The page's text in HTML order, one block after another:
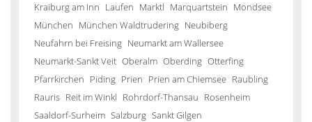
Kraiburg am Inn Laufen Marktl Marquartstein Mondsee
München München Waldtrudering Neubiberg
Neufahrn bei Freising Neumarkt am Wallersee
Neumarkt-Sankt Veit Oberalm Oberding Otterfing
Pfarrkirchen Piding Prien Prien am Chiemsee Raubling
Rauris Reit im Winkl Rohrdorf-Thansau Rosenheim
Saaldorf-Surheim Salzburg Sankt Gilgen